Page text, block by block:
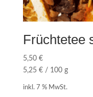
Früchtetee
5,50 €
5,25 €/ 100 g
inkl. 7 % MwSt.